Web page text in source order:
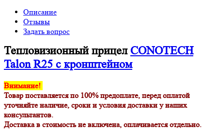
Описание
Отзывы
Задать вопрос
Тепловизионный прицелCONOTECH
Talon R25 с кронштейном
Внимание!
Товар поставляется по 100% предоплате, перед оплатой
уточняйте наличие, сроки и условия доставки у наших
консультантов.
Доставка в стоимость не включена, оплачивается отдельно.